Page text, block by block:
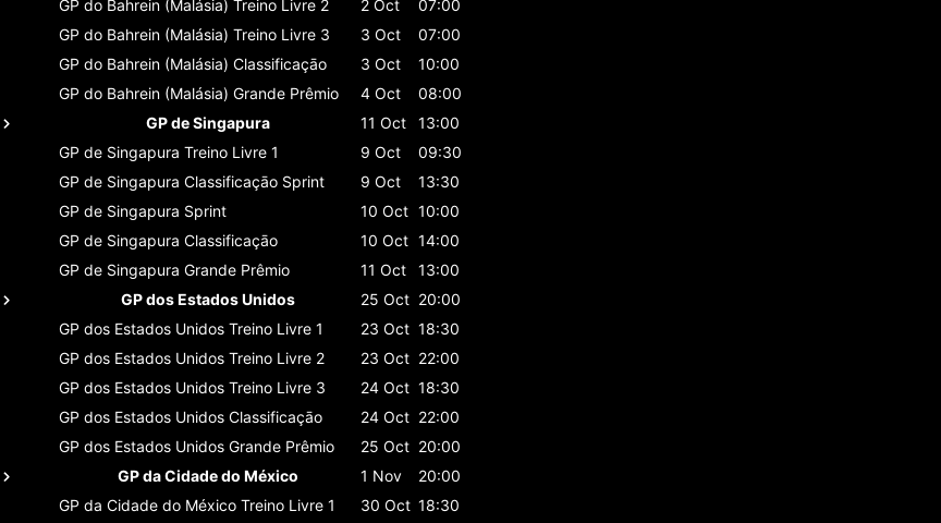
GP do Bahrein (Malásia) Treino Livre 2 2 Oct
07:00
GP do Bahrein (Malásia) Treino Livre 3 3 Oct
07:00
GP do Bahrein (Malásia) Classificaçāo 3 Oct
10:00
GP do Bahrein (Malásia) Grande Prêmio 4 Oct
08:00
GP de Singapura
11 Oct
13:00
GP de Singapura Treino Livre 1 9 Oct
09:30
GP de Singapura Classificaçāo Sprint 9 Oct
13:30
GP de Singapura Sprint 10 Oct 10:00
GP de Singapura Classificaçāo 10 Oct 14:00
GP de Singapura Grande Prêmio 11 Oct
13:00
GP dos Estados Unidos
25 Oct 20:00
GP dos Estados Unidos Treino Livre 1 23 Oct 18:30
GP dos Estados Unidos Treino Livre 2 23 Oct 22:00
GP dos Estados Unidos Treino Livre 3 24 Oct 18:30
GP dos Estados Unidos Classificaçāo 24 Oct 22:00
GP dos Estados Unidos Grande Prêmio 25 Oct 20:00
GP da Cidade do México
1 Nov
20:00
GP da Cidade do México Treino Livre 1 30 Oct 18:30